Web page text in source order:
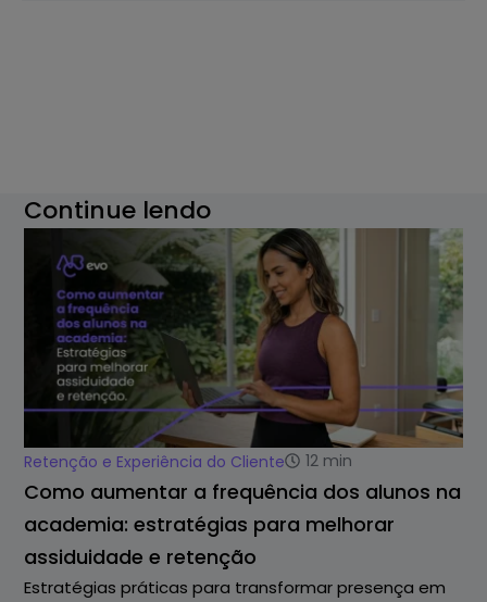
Continue lendo
Retenção e Experiência do Cliente 12 min
Como aumentar a frequência dos alunos na
academia: estratégias para melhorar
assiduidade e retenção
Estratégias práticas para transformar presença em